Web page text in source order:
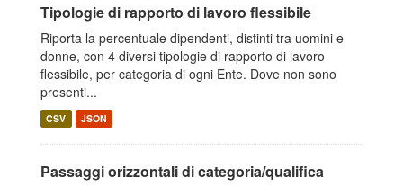
Tipologie di rapporto di lavoro flessibile
Riporta la percentuale dipendenti, distinti tra uomini e
donne, con 4 diversi tipologie di rapporto di lavoro
flessibile, per categoria di ogni Ente. Dove non sono
presenti...
CSV JSON
Passaggi orizzontali di categoria/qualifica